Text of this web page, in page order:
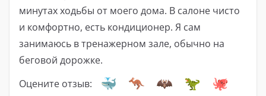
минутах ходьбы от моего дома. В салоне чисто
и комфортно, есть кондиционер. Я сам
занимаюсь в тренажерном зале, обычно на
беговой дорожке.
Оцените отзыв: